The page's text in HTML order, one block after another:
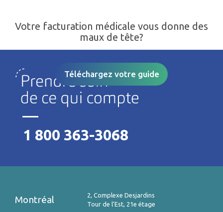
Votre facturation médicale vous donne des
maux de tête?
Téléchargez votre guide
1 800 363-3068
Montréal
2, Complexe Desjardins
Tour de l’Est, 21e étage